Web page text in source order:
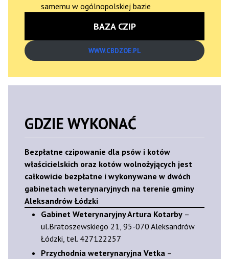
samemu w ogólnopolskiej bazie
BAZA CZIP
WWW.CBDZOE.PL
GDZIE WYKONAĆ
Bezpłatne czipowanie dla psów i kotów
właścicielskich oraz kotów wolnożyjących jest
całkowicie bezpłatne i wykonywane w dwóch
gabinetach weterynaryjnych na terenie gminy
Aleksandrów Łódzki
Gabinet Weterynaryjny Artura Kotarby –
ul.Bratoszewskiego 21, 95-070 Aleksandrów
Łódzki, tel. 427122257
Przychodnia weterynaryjna Vetka –